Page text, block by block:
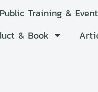
Public Training & Event
& Book